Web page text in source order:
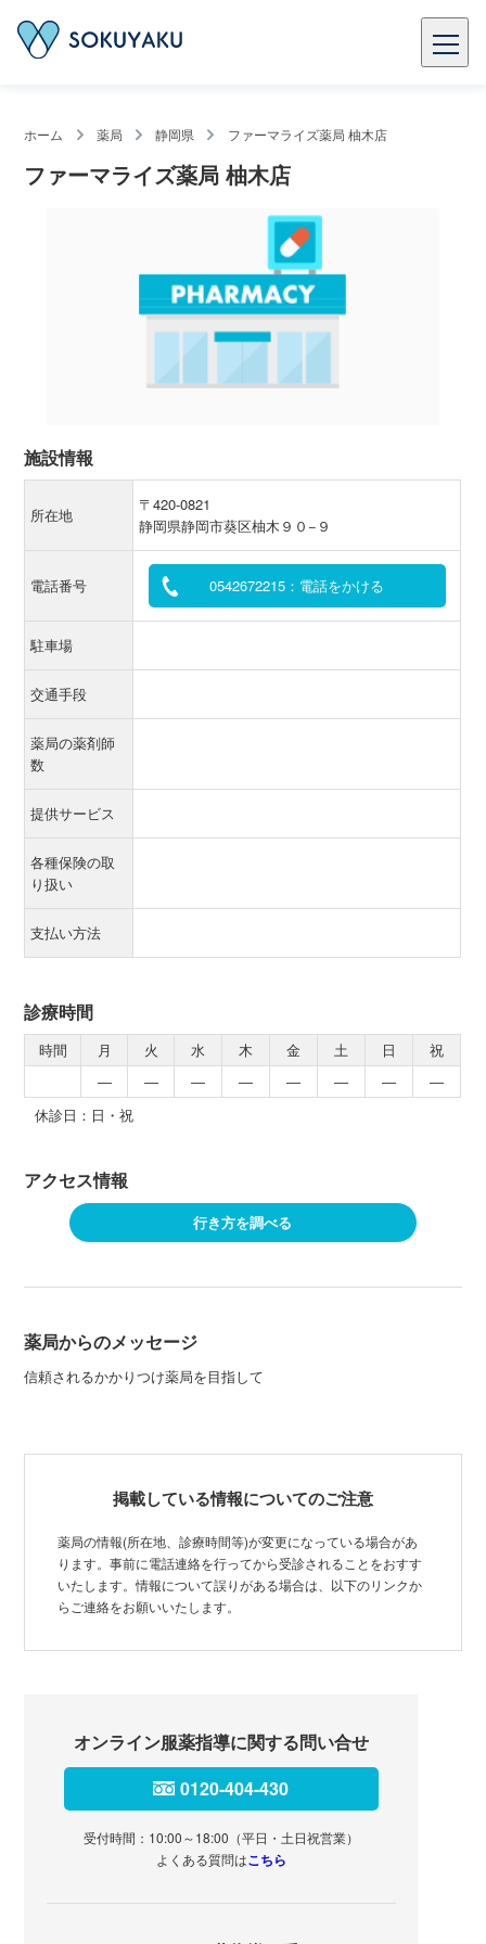
ホーム 薬局 静岡県 ファーマライズ薬局 柚木店
ファーマライズ薬局 柚木店
施設情報
所在地
〒420-0821
静岡県静岡市葵区柚木９０−９
電話番号 0542672215：電話をかける
駐車場
交通手段
薬局の薬剤師
数
提供サービス
各種保険の取
り扱い
支払い方法
診療時間
時間 月 火 水 木 金 土 日
祝
―
― ― ― ― ― ―
―
休診日：日・祝
アクセス情報
行き方を調べる
薬局からのメッセージ
信頼されるかかりつけ薬局を目指して
掲載している情報についてのご注意
薬局の情報(所在地、診療時間等)が変更になっている場合があ
ります。事前に電話連絡を行ってから受診されることをおすす
いたします。情報について誤りがある場合は、以下のリンクか
らご連絡をお願いいたします。
オンライン服薬指導に関する問い合せ
0120-404-430
受付時間：10:00～18:00（平日・土日祝営業）
よくある質問はこちら